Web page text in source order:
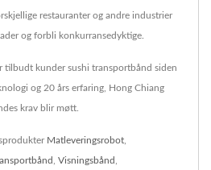
restauranter og andre industrier
og forbli konkurransedyktige.
tilbudt kunder sushi transportbånd siden
og 20 års erfaring, Hong Chiang
krav blir møtt.
Matleveringsrobot
Visningsbånd